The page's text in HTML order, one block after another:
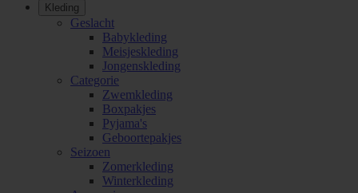
Kleding
Geslacht
Babykleding
Meisjeskleding
Jongenskleding
Categorie
Zwemkleding
Boxpakjes
Pyjama's
Geboortepakjes
Seizoen
Zomerkleding
Winterkleding